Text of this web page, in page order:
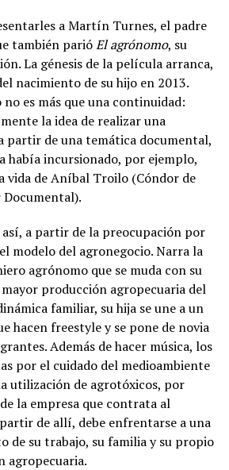
a Martín Turnes, el padre
también parióEl agrónomo, su
La génesis de la película arranca,
nacimiento de su hijo en 2013.
es más que una continuidad:
la idea de realizar una
partir de una temática documental,
había incursionado, por ejemplo,
vida de Aníbal Troilo (Cóndor de
a partir de la preocupación por
modelo del agronegocio. Narra la
agrónomo que se muda con su
producción agropecuaria del
familiar, su hija se une a un
hacen freestyle y se pone de novia
Además de hacer música, los
por el cuidado del medioambiente
utilización de agrotóxicos, por
la empresa que contrata al
de allí, debe enfrentarse a una
de su trabajo, su familia y su propio
agropecuaria.